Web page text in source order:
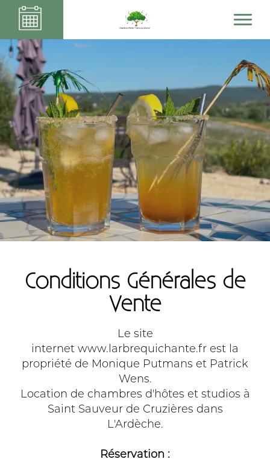
Conditions Générales de
Vente
Le site
internet www.larbrequichante.fr est la
propriété de Monique Putmans et Patrick
Wens.
Location de chambres d'hôtes et studios à
Saint Sauveur de Cruzières dans
L'Ardèche.
Réservation :